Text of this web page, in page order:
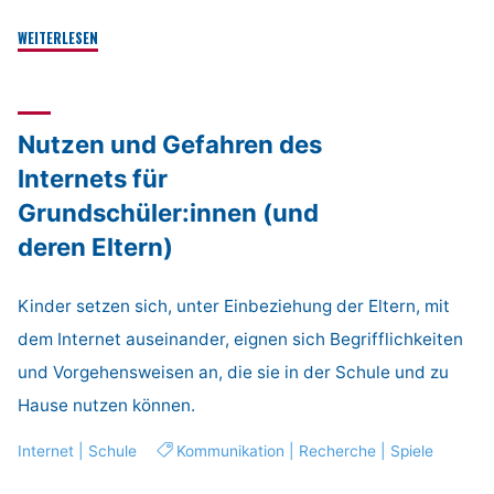
WEITERLESEN
Nutzen und Gefahren des
Internets für
Grundschüler:innen (und
deren Eltern)
Kinder setzen sich, unter Einbeziehung der Eltern, mit
dem Internet auseinander, eignen sich Begrifflichkeiten
und Vorgehensweisen an, die sie in der Schule und zu
Hause nutzen können.
Internet Schule Kommunikation Recherche| Spiele